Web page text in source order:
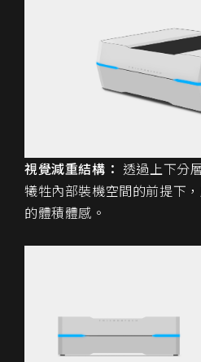
視覺減重結構： 透過上下分
犧牲內部裝機空間的前提下
的體積體感。